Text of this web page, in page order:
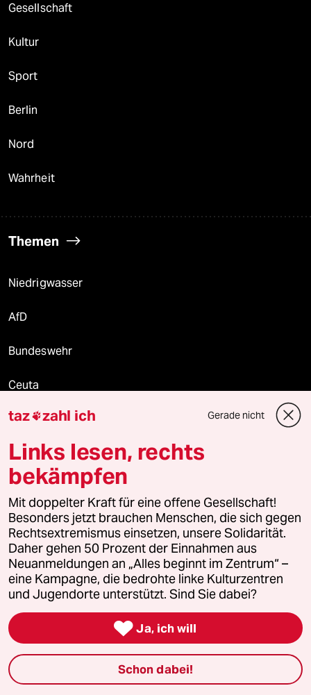
Gesellschaft
Kultur
Sport
Berlin
Nord
Wahrheit
Themen
Niedrigwasser
AfD
Bundeswehr
Ceuta
Rente
Verlag
Aktuelles
Hausblog
Die Seitenwende
Stellen
Presse
taz zahl ich Gerade nicht
Links lesen, rechts
bekämpfen
Mit doppelter Kraft für eine offene Gesellschaft!
Besonders jetzt brauchen Menschen, die sich gegen
Rechtsextremismus einsetzen, unsere Solidarität.
Daher gehen 50 Prozent der Einnahmen aus
Neuanmeldungen an „Alles beginnt im Zentrum“ –
eine Kampagne, die bedrohte linke Kulturzentren
und Jugendorte unterstützt. Sind Sie dabei?
 Ja, ich will
Schon dabei!